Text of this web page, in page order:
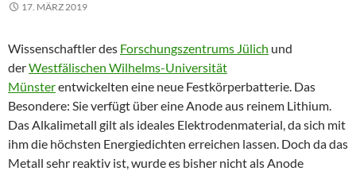
17. MÄRZ 2019
Wissenschaftler des Forschungszentrums Jülich und
derWestfälischen Wilhelms-Universität
Münsterentwickelten eine neue Festkörperbatterie. Das
Besondere: Sie verfügt über eine Anode aus reinem Lithium.
Das Alkalimetall gilt als ideales Elektrodenmaterial, da sich mit
ihm die höchsten Energiedichten erreichen lassen. Doch da das
Metall sehr reaktiv ist, wurde es bisher nicht als Anode